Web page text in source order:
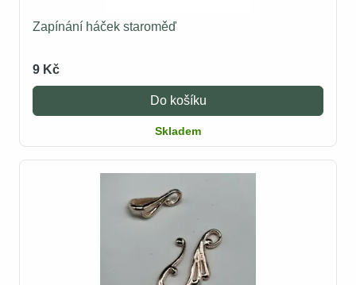
Zapínání háček staroměď
9 Kč
Do košíku
Skladem